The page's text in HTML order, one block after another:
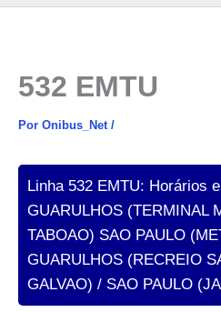
532 EMTU
Por Onibus_Net /
Linha 532 EMTU: Horários
GUARULHOS (TERMINAL
TABOAO) SAO PAULO
GUARULHOS (RECREIO
GALVAO) / SAO PAULO